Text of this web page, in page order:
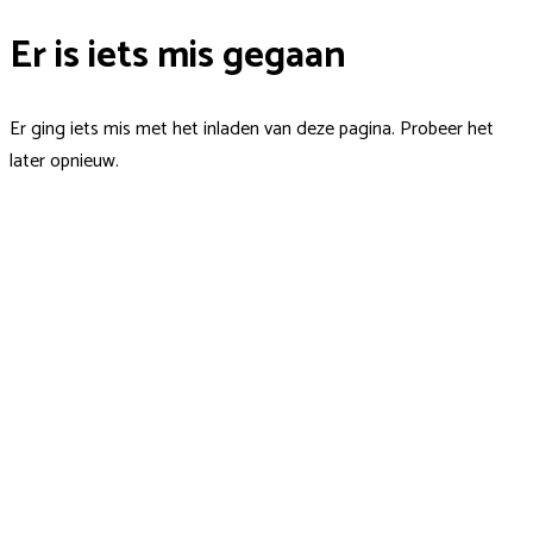
Er is iets mis gegaan
Er ging iets mis met het inladen van deze pagina. Probeer het
later opnieuw.